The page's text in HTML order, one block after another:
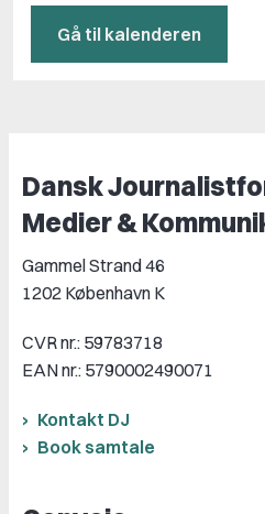
Gå til kalenderen
Dansk
Medier &
Gammel Strand 46
1202 København K
CVR nr.: 59783718
EAN nr.: 5790002490071
Kontakt DJ
Book samtale